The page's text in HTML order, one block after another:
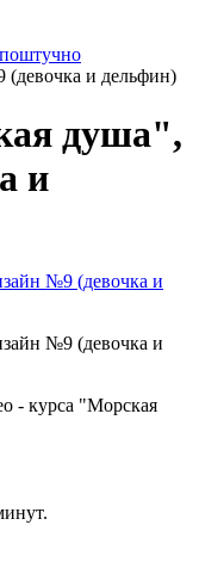
и дельфин)
душа",
и
- курса "Морская